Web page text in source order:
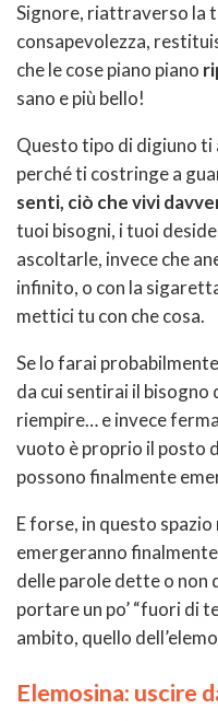
Signore, riattraverso la
consapevolezza,
che le cose piano piano
sano e più bello!
Questo tipo di digiuno ti
perché ti costringe a
senti, ciò che vivi
tuoi bisogni, i tuoi
ascoltarle, invece che
infinito, o con la
mettici tu con che cosa.
Se lo farai
da cui sentirai il bisogno
riempire… e invece
vuoto è proprio il posto
possono finalmente
E forse, in questo
emergeranno
delle parole dette o
portare un po’ “fuori di
ambito, quello
Elemosina: uscire